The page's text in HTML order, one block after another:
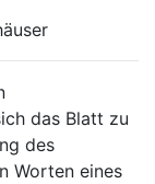
das Blatt zu
des
Worten eines